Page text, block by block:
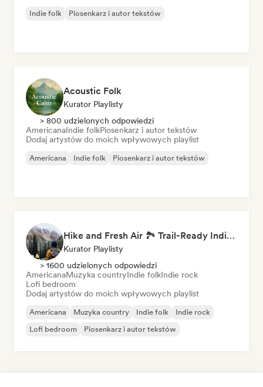
Indie folk Piosenkarz i autor tekstów
Acoustic Folk
Kurator Playlisty
> 800 udzielonych odpowiedzi
AmericanaIndie folkPiosenkarz i autor tekstów
Dodaj artystów do moich wpływowych playlist
Americana Indie folk Piosenkarz i autor tekstów
Hike and Fresh Air 🏞️ Trail-Ready Indie Folk & Acoustic
Kurator Playlisty
> 1600 udzielonych odpowiedzi
AmericanaMuzyka countryIndie folkIndie rock
Lofi bedroom
Dodaj artystów do moich wpływowych playlist
Americana Muzyka country Indie folk
Indie rock
Lofi bedroom
Piosenkarz i autor tekstów